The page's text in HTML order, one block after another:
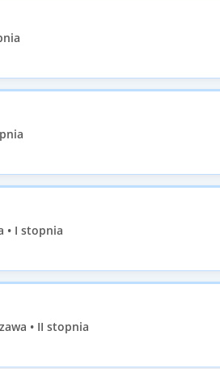
• I stopnia
• II stopnia